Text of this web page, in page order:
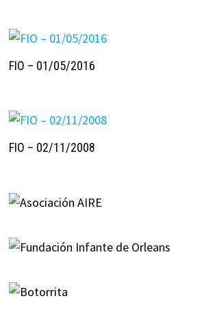
FIO – 01/05/2016
FIO – 02/11/2008